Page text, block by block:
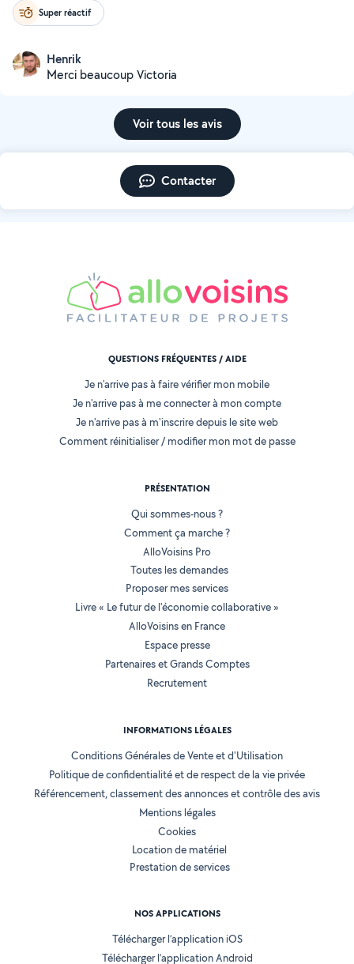
Super réactif
Henrik
Merci beaucoup Victoria
Voir tous les avis
Contacter
QUESTIONS FRÉQUENTES / AIDE
Je n'arrive pas à faire vérifier mon mobile
Je n'arrive pas à me connecter à mon compte
Je n'arrive pas à m'inscrire depuis le site web
Comment réinitialiser / modifier mon mot de passe
PRÉSENTATION
Qui sommes-nous ?
Comment ça marche ?
AlloVoisins Pro
Toutes les demandes
Proposer mes services
Livre « Le futur de l'économie collaborative »
AlloVoisins en France
Espace presse
Partenaires et Grands Comptes
Recrutement
INFORMATIONS LÉGALES
Conditions Générales de Vente et d'Utilisation
Politique de confidentialité et de respect de la vie privée
Référencement, classement des annonces et contrôle des avis
Mentions légales
Cookies
Location de matériel
Prestation de services
NOS APPLICATIONS
Télécharger l’application iOS
Télécharger l’application Android